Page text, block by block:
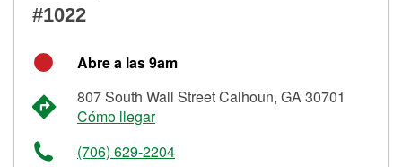
#1022
Abre a las 9am
807 South Wall Street Calhoun, GA 30701
Cómo llegar
(706) 629-2204